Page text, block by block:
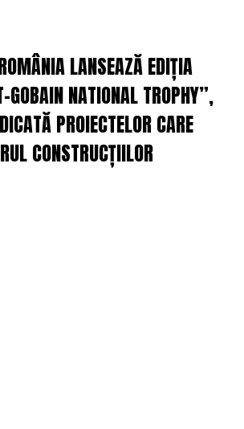
LANSEAZĂ EDIȚIA
NATIONAL TROPHY”,
PROIECTELOR CARE
CONSTRUCȚIILOR